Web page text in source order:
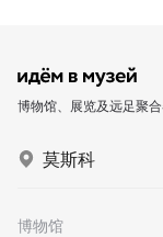
博物馆、展览及远足聚
莫斯科
博物馆